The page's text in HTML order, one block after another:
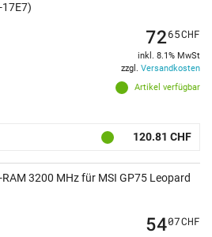
17E7)
Artikel verfügbar
7265CHF
inkl. 8.1% MwSt
zzgl. Versandkosten
120.81 CHF
3200 MHz für MSI GP75 Leopard
5407CHF